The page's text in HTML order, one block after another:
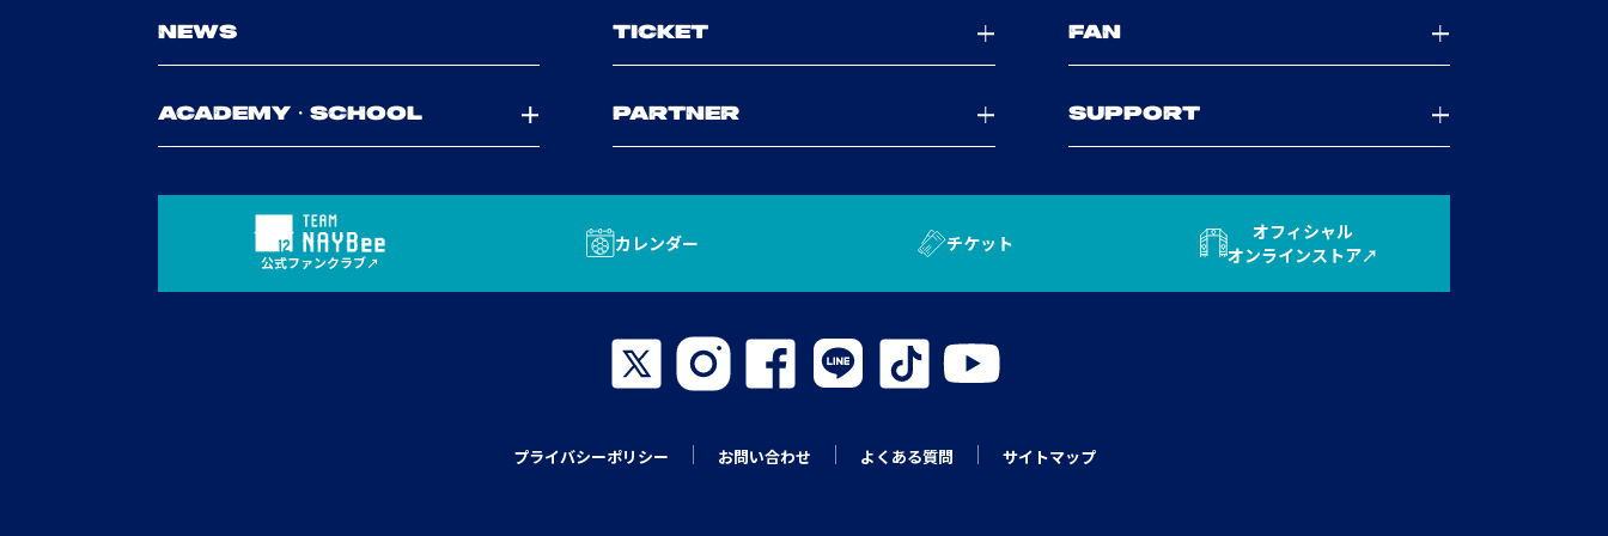
NEWS TICKET FAN
ACADEMY・SCHOOL PARTNER SUPPORT
公式ファンクラブ
カレンダー チケット
オフィシャル
オンラインストア
プライバシーポリシー お問い合わせ よくある質問 サイトマップ